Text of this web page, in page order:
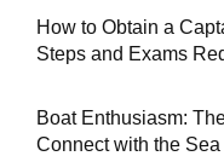
How to Obtain a
Steps and Exams
Boat Enthusiasm:
Connect with the Sea